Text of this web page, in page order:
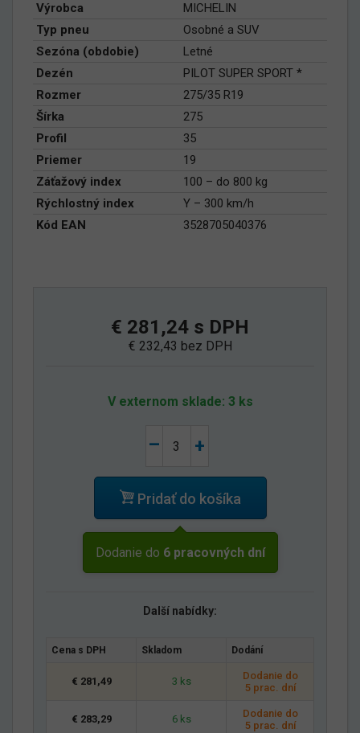
Výrobca
MICHELIN
Typ pneu
Osobné a SUV
Sezóna (obdobie)
Letné
Dezén
PILOT SUPER SPORT *
Rozmer
275/35 R19
Šírka
275
Profil
35
Priemer
19
Záťažový index
100 – do 800 kg
Rýchlostný index
Y – 300 km/h
Kód EAN
3528705040376
€ 281,24 s DPH
€ 232,43 bez DPH
V externom sklade: 3 ks
– +
Pridať do košíka
Dodanie do 6 pracovných dní
Další nabídky:
Cena s DPH Skladom Dodání
€ 281,49 3 ks
Dodanie do
5 prac. dní
€ 283,29 6 ks
Dodanie do
5 prac. dní